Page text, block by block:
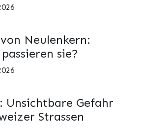
Neulenkern:
sie?
Unsichtbare Gefahr
Strassen